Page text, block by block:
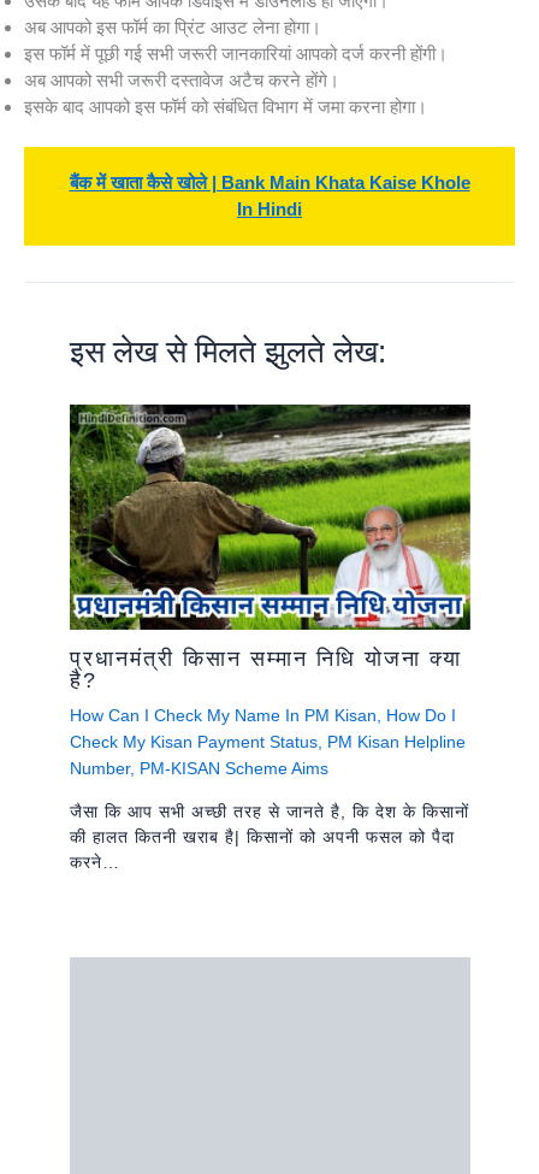
अब आपको इस फॉर्म का प्रिंट आउट लेना होगा।
इस फॉर्म में पूछी गई सभी जरूरी जानकारियां आपको दर्ज करनी होंगी।
अब आपको सभी जरूरी दस्तावेज अटैच करने होंगे।
इसके बाद आपको इस फॉर्म को संबंधित विभाग में जमा करना होगा।
बैंक में खाता कैसे खोले | Bank Main Khata Kaise Khole
In Hindi
इस लेख से मिलते झुलते लेख:
प्रधानमंत्री किसान सम्मान निधि योजना क्या
है?
How Can I Check My Name In PM Kisan
How Do I
Check My Kisan Payment Status, PM Kisan Helpline
Number, PM-KISAN Scheme Aims
जैसा कि आप सभी अच्‍छी तरह से जानते है, कि देश के किसानों
की हालत कितनी खराब है| किसानों को अपनी फसल को पैदा
करने…